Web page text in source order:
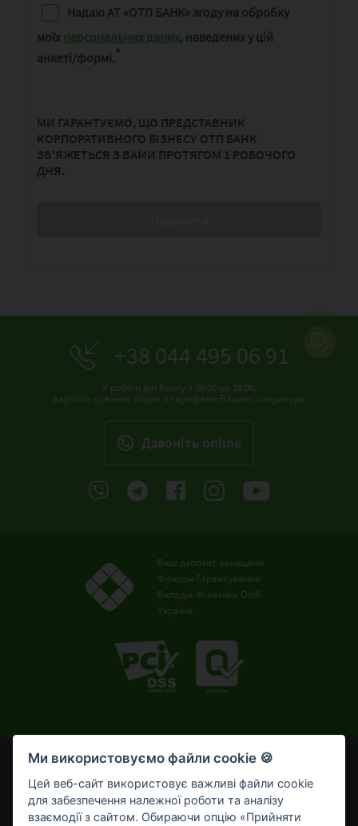
Надаю АТ «ОТП БАНК» згоду на обробку
моїх персональних даних, наведених у цій
анкеті/формі.*
МИ ГАРАНТУЄМО, ЩО ПРЕДСТАВНИК
КОРПОРАТИВНОГО БІЗНЕСУ ОТП БАНК
ЗВ'ЯЖЕТЬСЯ З ВАМИ ПРОТЯГОМ 1 РОБОЧОГО
ДНЯ.
+38 044 495 06 91
У робочі дні банку з 09:00 до 18:00,
вартість дзвінків згідно з тарифами Вашого оператора
Дзвонiть online
Ваш депозит захищено
Фондом Гарантування
Вкладів Фізичних Осіб
України
© OTP Bank, 2008-2026. Усі права захищені.
Ліцензія НБУ № 191 від 05.10.2011 р.
Внесено до Державного реєстру банків №273
від 02.03.1998 р.
Ми використовуємо файли cookie 🍪
Цей веб-сайт використовує важливі файли cookie
для забезпечення належної роботи та аналізу
взаємодії з сайтом. Обираючи опцію «Прийняти